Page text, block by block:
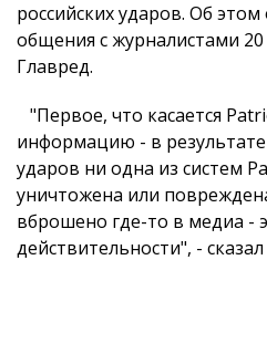
российских ударов. Об
общения с журналистами
Главред.
"Первое, что касается
информацию - в
ударов ни одна из систем
уничтожена или
вброшено где-то в медиа -
действительности", -